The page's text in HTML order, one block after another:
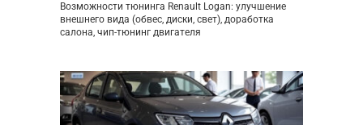
Возможности тюнинга Renault Logan: улучшение
внешнего вида (обвес, диски, свет), доработка
салона, чип-тюнинг двигателя